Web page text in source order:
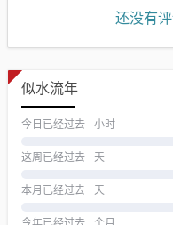
还没有
似水流年
今日已经过去 小时
这周已经过去 天
本月已经过去 天